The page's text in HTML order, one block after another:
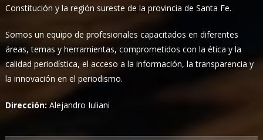
Constitución y la región sureste de la provincia de Santa Fe.
Somos un equipo de profesionales capacitados en diferentes
áreas, temas y herramientas, comprometidos con la ética y la
calidad periodística, el acceso a la información, la transparencia y
la innovación en el periodismo.
Dirección:Alejandro Iuliani